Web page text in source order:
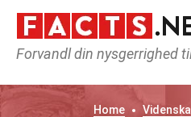
Forvandl din nysgerrighed
Home